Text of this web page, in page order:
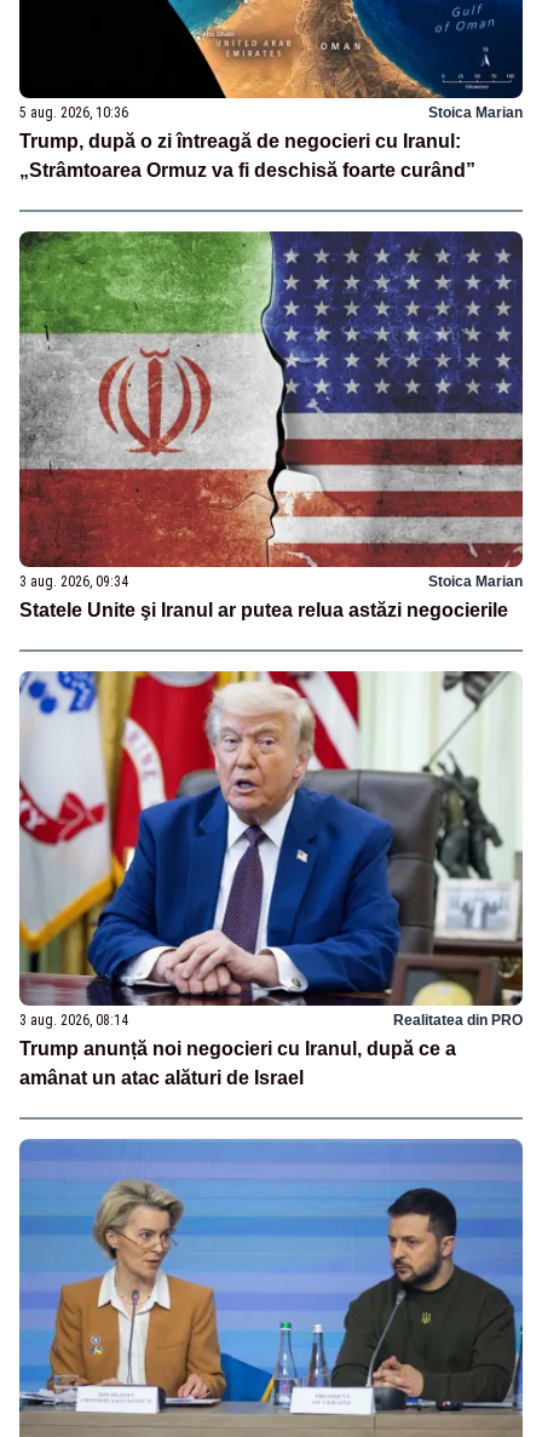
5 aug. 2026, 10:36 Stoica Marian
Trump, după o zi întreagă de negocieri cu Iranul:
„Strâmtoarea Ormuz va fi deschisă foarte curând”
3 aug. 2026, 09:34 Stoica Marian
Statele Unite şi Iranul ar putea relua astăzi negocierile
3 aug. 2026, 08:14 Realitatea din PRO
Trump anunță noi negocieri cu Iranul, după ce a
amânat un atac alături de Israel